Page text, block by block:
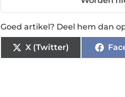
Goed artikel? Deel hem dan
X (Twitter)